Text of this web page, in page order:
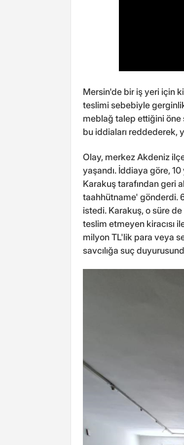
Mersin'de bir iş yeri için
teslimi sebebiyle
meblağ talep ettiğini öne
bu iddiaları reddederek,
Olay, merkez Akdeniz
yaşandı. İddiaya göre,
Karakuş tarafından geri
taahhütname' gönderdi.
istedi. Karakuş, o süre
teslim etmeyen kiracısı
milyon TL'lik para veya
savcılığa suç